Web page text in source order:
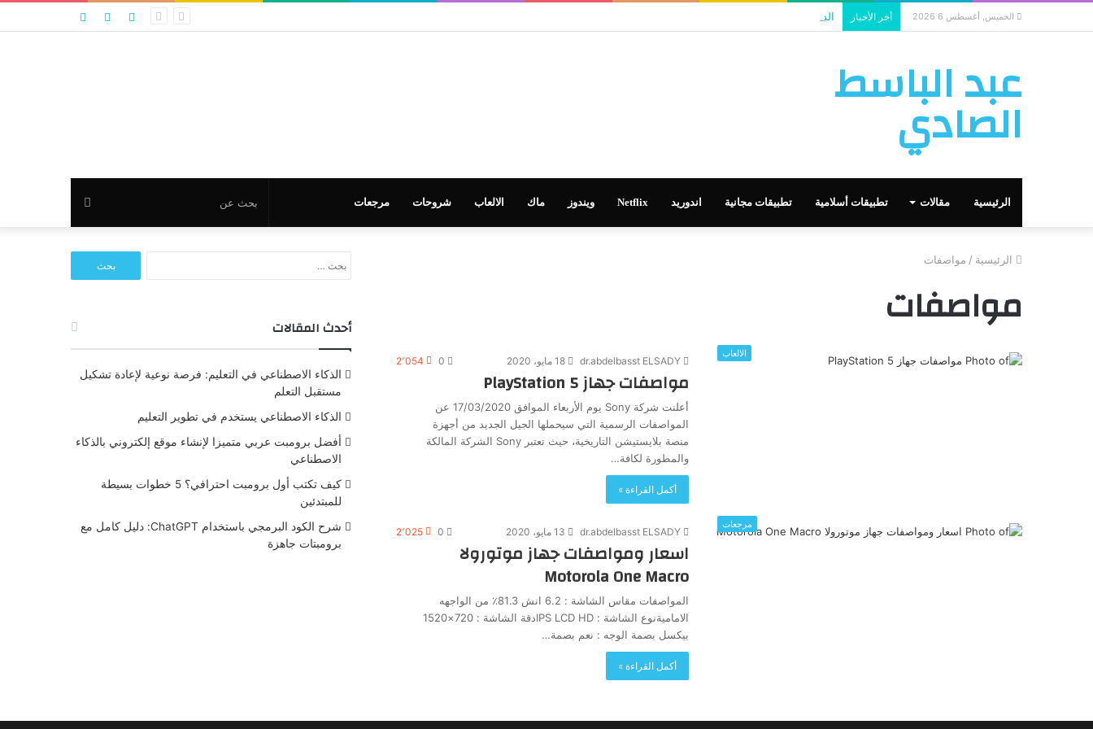
الخميس, أغسطس 6 2026 أخر الأخبار الذكاء الاصطناعي يستخدم في تطوير التعليم مقال تسجيل
عبد الباسط
الصادي
الرئيسية مقالات تطبيقات أسلامية تطبيقات مجانية اندوريد Netflix ويندوز ماك الالعاب شروحات مرجعات
عن
الرئيسية / مواصفات
مواصفات
الالعاب
18 مايو، 2020 0 2٬054
مواصفات جهاز PlayStation 5
أعلنت شركة Sony يوم الأربعاء الموافق 17/03/2020 عن
المواصفات الرسمية التي سيحملها الجيل الجديد من أجهزة
منصة بلايستيشن التاريخية، حيث تعتبر Sony الشركة المالكة
والمطورة لكافة…
أكمل القراءة »
مرجعات
13 مايو، 2020 0 2٬025
اسعار ومواصفات جهاز موتورولا
Motorola One Macro
المواصفات مقاس الشاشة : 6.2 انش 81.3٪ من الواجهه
الاماميةنوع الشاشة : IPS LCD HDدقة الشاشة : 720×1520
بيكسل بصمة الوجه : نعم بصمة…
أكمل القراءة »
عن:
أحدث المقالات
الذكاء الاصطناعي في التعليم: فرصة نوعية لإعادة تشكيل
مستقبل التعلم
الذكاء الاصطناعي يستخدم في تطوير التعليم
أفضل برومبت عربي متميزا لإنشاء موقع إلكتروني بالذكاء
الاصطناعي
كيف تكتب أول برومبت احترافي؟ 5 خطوات بسيطة
للمبتدئين
شرح الكود البرمجي باستخدام ChatGPT: دليل كامل مع
برومبتات جاهزة